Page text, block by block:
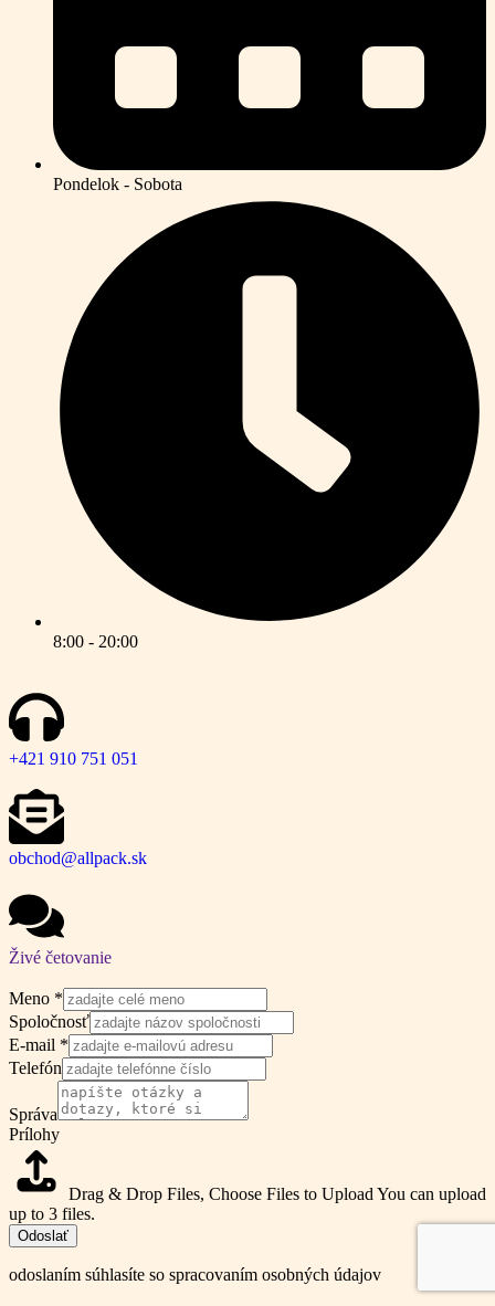
Pondelok - Sobota
8:00 - 20:00
+421 910 751 051
obchod@allpack.sk
Živé četovanie
Meno *
Spoločnosť
E-mail *
Telefón
Správa
Prílohy
Drag & Drop Files, Choose Files to Upload You can upload
up to 3 files.
Odoslať
odoslaním súhlasíte so spracovaním osobných údajov